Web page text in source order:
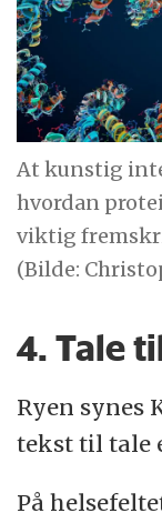
At kunstig
hvordan
viktig
(Bilde:
4. Tale
Ryen synes
tekst til tale
På